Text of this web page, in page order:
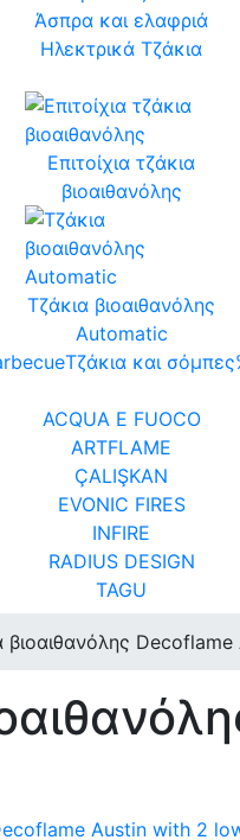
Άσπρα και ελαφριά
Ηλεκτρικά Τζάκια
Επιτοίχια τζάκια
βιοαιθανόλης
Τζάκια βιοαιθανόλης
Automatic
Τζάκια και σόμπες
ACQUA E FUOCO
ARTFLAME
ÇALIŞKAN
EVONIC FIRES
INFIRE
RADIUS DESIGN
TAGU
βιοαιθανόλης